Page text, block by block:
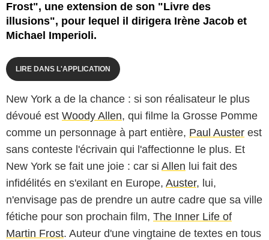
Frost", une extension de son "Livre des
illusions", pour lequel il dirigera Irène Jacob et
Michael Imperioli.
LIRE DANS L'APPLICATION
New York a de la chance : si son réalisateur le plus
dévoué est Woody Allen, qui filme la Grosse Pomme
comme un personnage à part entière, Paul Auster est
sans conteste l'écrivain qui l'affectionne le plus. Et
New York se fait une joie : car si Allen lui fait des
infidélités en s'exilant en Europe, Auster, lui,
n'envisage pas de prendre un autre cadre que sa ville
fétiche pour son prochain film, The Inner Life of
Martin Frost. Auteur d'une vingtaine de textes en tous